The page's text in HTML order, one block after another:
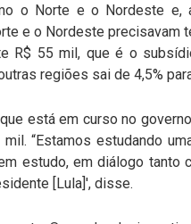
o Norte e o Nordeste e,
e o Nordeste precisavam
R$ 55 mil, que é o
regiões sai de 4,5%
está em curso no
“Estamos estudando
estudo, em diálogo tanto
[Lula]', disse.